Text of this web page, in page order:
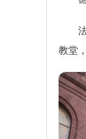
法
教堂